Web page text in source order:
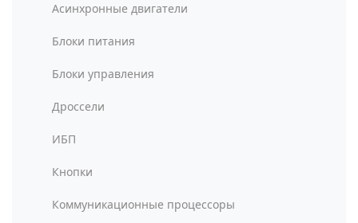
Асинхронные двигатели
Блоки питания
Блоки управления
Дроссели
ИБП
Кнопки
Коммуникационные процессоры